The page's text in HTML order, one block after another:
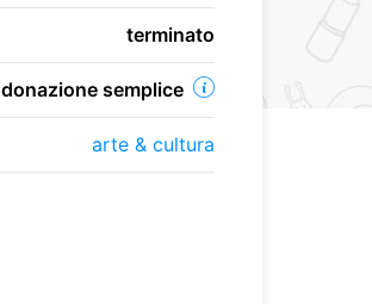
terminato
donazione semplice
arte & cultura